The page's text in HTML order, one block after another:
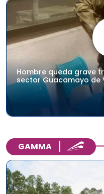
Hombre queda grave
sector Guacamayo de
GAMMA